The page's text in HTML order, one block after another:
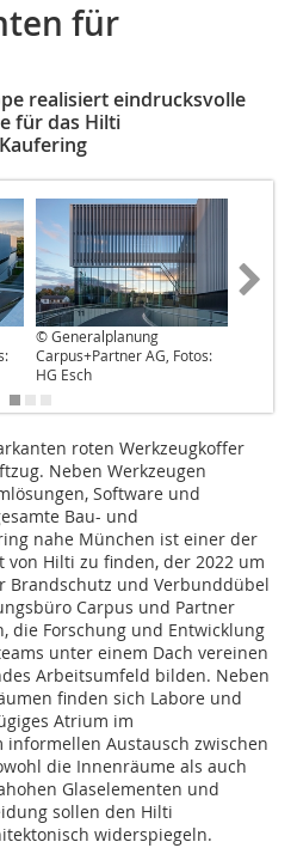
für
realisiert eindrucksvolle
für das Hilti
© Generalplanung
Carpus+Partner AG, Fotos:
HG Esch
roten Werkzeugkoffer
Neben Werkzeugen
Software und
Bau- und
nahe München ist einer der
Hilti zu finden, der 2022 um
Brandschutz und Verbunddübel
Carpus und Partner
die Forschung und Entwicklung
unter einem Dach vereinen
Arbeitsumfeld bilden. Neben
finden sich Labore und
Atrium im
informellen Austausch zwischen
die Innenräume als auch
Glaselementen und
sollen den Hilti
widerspiegeln.